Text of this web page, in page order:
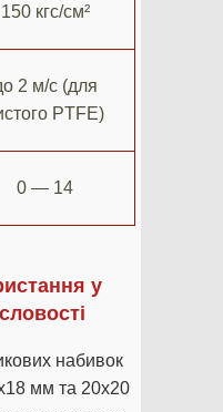
150 кгс/см²
2 м/с (для
PTFE)
0 — 14
у
набивок
мм та 20х20